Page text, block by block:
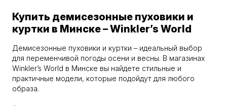
Купить демисезонные пуховики и
куртки в Минске – Winkler’s World
Демисезонные пуховики и куртки – идеальный выбор
для переменчивой погоды осени и весны. В магазинах
Winkler’s World в Минске вы найдете стильные и
практичные модели, которые подойдут для любого
образа.